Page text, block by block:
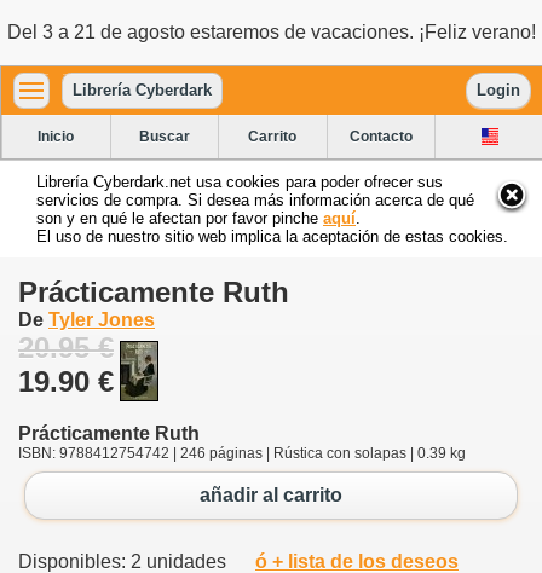
Del 3 a 21 de agosto estaremos de vacaciones. ¡Feliz verano!
Librería Cyberdark Login
Inicio Buscar Carrito Contacto
Librería Cyberdark.net usa cookies para poder ofrecer sus
servicios de compra. Si desea más información acerca de qué
son y en qué le afectan por favor pinche aquí
El uso de nuestro sitio web implica la aceptación de estas cookies.
Prácticamente Ruth
De Tyler Jones
20.95 €
19.90 €
Prácticamente Ruth
ISBN: 9788412754742 | 246 páginas | Rústica con solapas | 0.39 kg
añadir al carrito
Disponibles: 2 unidades ó + lista de los deseos